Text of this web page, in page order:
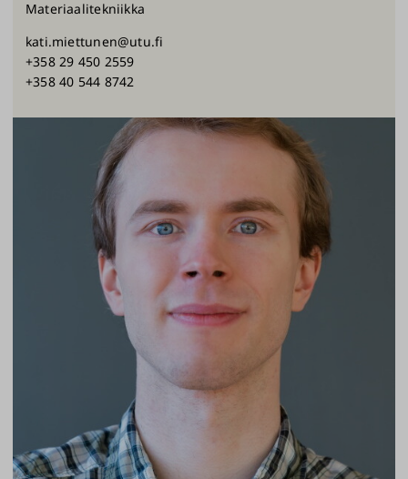
Materiaalitekniikka
kati.miettunen@utu.fi
+358 29 450 2559
+358 40 544 8742